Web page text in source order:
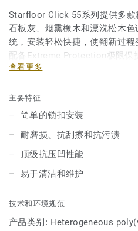
Starfloor Click 55系列提供多
石板灰、烟熏橡木和漂洗松木
统，安装轻松快捷，使翻新过
配备Extreme Protection极限保
效抵抗擦伤、划痕和污渍。
查看更多
主要特征
简单的锁扣安装
耐磨损、抗刮擦和抗污渍
顶级抗压凹性能
易于清洁和维护
技术和环境规范
产品类别: Heterogeneous